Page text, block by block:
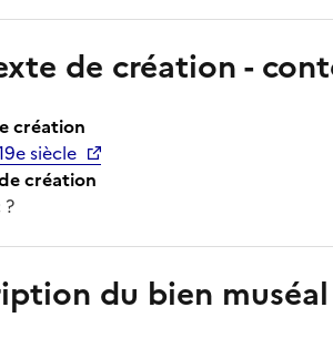
de création -
création
siècle
création
?
du bien muséal